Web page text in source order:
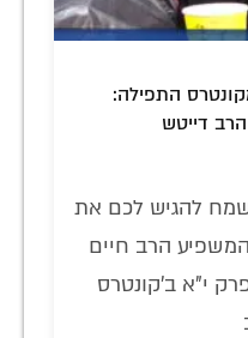
התפילה:
דייטש
שמח להגיש לכם את
הרב חיים
י"א ב'קונטרס